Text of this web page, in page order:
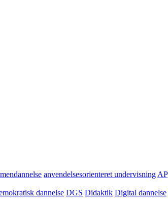
anvendelsesorienteret undervisning AP
dannelse DGS Didaktik Digital dannelse